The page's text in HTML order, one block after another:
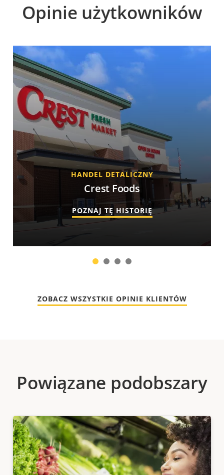
Opinie użytkowników
HANDEL DETALICZNY
Crest Foods
POZNAJ TĘ HISTORIĘ
1 2 3
ZOBACZ WSZYSTKIE OPINIE KLIENTÓW
Powiązane podobszary